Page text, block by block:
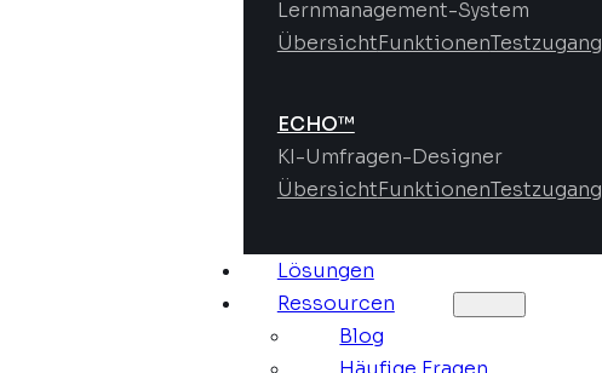
Lernmanagement-System
ÜbersichtFunktionenTestzugang
ECHO™
KI-Umfragen-Designer
ÜbersichtFunktionenTestzugang
Lösungen
Ressourcen
Blog